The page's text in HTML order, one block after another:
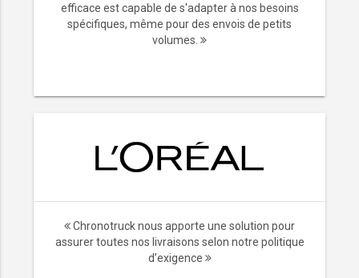
efficace est capable de s'adapter à nos besoins
spécifiques, même pour des envois de petits
volumes.
Chronotruck nous apporte une solution pour
assurer toutes nos livraisons selon notre politique
d’exigence